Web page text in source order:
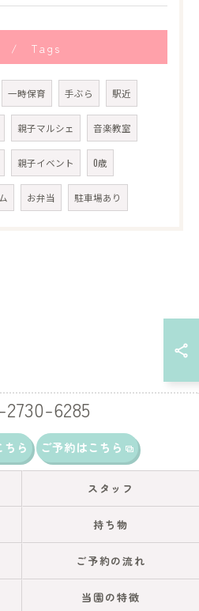
Tags
一時保育 手ぶら 駅近
親子マルシェ 音楽教室
親子イベント 0歳
お弁当 駐車場あり
6285
ら ご予約はこちら
スタッフ
持ち物
ご予約の流れ
当園の特徴